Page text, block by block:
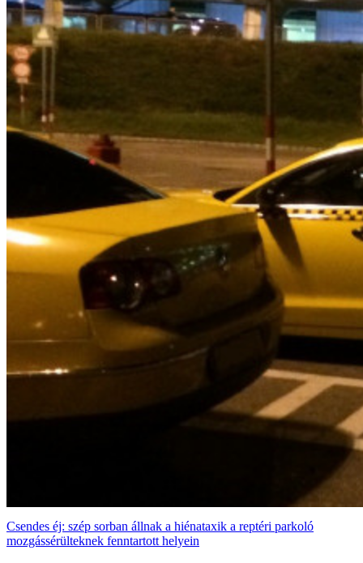
Csendes éj: szép sorban állnak a hiénataxik a reptéri parkoló
mozgássérülteknek fenntartott helyein